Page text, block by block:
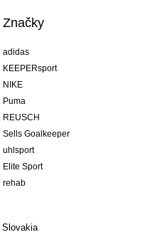
Značky
adidas
KEEPERsport
NIKE
Puma
REUSCH
Sells Goalkeeper
uhlsport
Elite Sport
rehab
Slovakia